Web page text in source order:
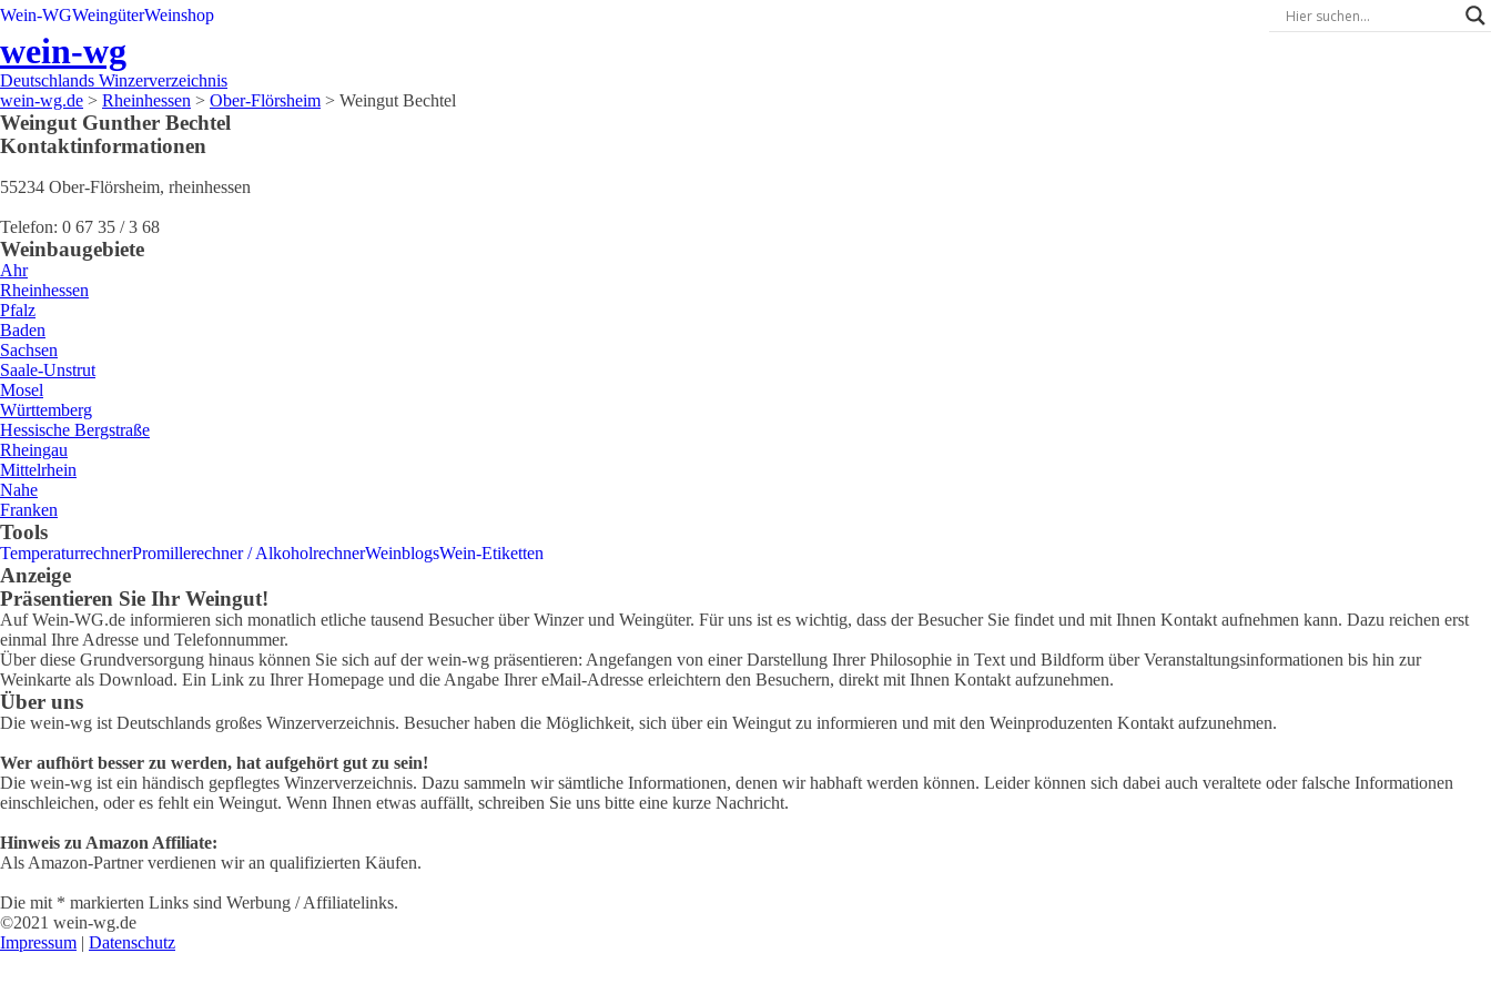
Wein-WGWeingüterWeinshop
wein-wg
Deutschlands Winzerverzeichnis
wein-wg.de > Rheinhessen > Ober-Flörsheim > Weingut Bechtel
Weingut Gunther Bechtel
Kontaktinformationen
55234 Ober-Flörsheim, rheinhessen
Telefon: 0 67 35 / 3 68
Weinbaugebiete
Ahr
Rheinhessen
Pfalz
Baden
Sachsen
Saale-Unstrut
Mosel
Württemberg
Hessische Bergstraße
Rheingau
Mittelrhein
Nahe
Franken
Tools
TemperaturrechnerPromillerechner / AlkoholrechnerWeinblogsWein-Etiketten
Anzeige
Präsentieren Sie Ihr Weingut!
Auf Wein-WG.de informieren sich monatlich etliche tausend Besucher über Winzer und Weingüter. Für uns ist es wichtig, dass der Besucher Sie findet und mit Ihnen Kontakt aufnehmen kann. Dazu reichen erst
einmal Ihre Adresse und Telefonnummer.
Über diese Grundversorgung hinaus können Sie sich auf der wein-wg präsentieren: Angefangen von einer Darstellung Ihrer Philosophie in Text und Bildform über Veranstaltungsinformationen bis hin zur
Weinkarte als Download. Ein Link zu Ihrer Homepage und die Angabe Ihrer eMail-Adresse erleichtern den Besuchern, direkt mit Ihnen Kontakt aufzunehmen.
Über uns
Die wein-wg ist Deutschlands großes Winzerverzeichnis. Besucher haben die Möglichkeit, sich über ein Weingut zu informieren und mit den Weinproduzenten Kontakt aufzunehmen.
Wer aufhört besser zu werden, hat aufgehört gut zu sein!
Die wein-wg ist ein händisch gepflegtes Winzerverzeichnis. Dazu sammeln wir sämtliche Informationen, denen wir habhaft werden können. Leider können sich dabei auch veraltete oder falsche Informationen
einschleichen, oder es fehlt ein Weingut. Wenn Ihnen etwas auffällt, schreiben Sie uns bitte eine kurze Nachricht.
Hinweis zu Amazon Affiliate:
Als Amazon-Partner verdienen wir an qualifizierten Käufen.
Die mit * markierten Links sind Werbung / Affiliatelinks.
©2021 wein-wg.de
Impressum | Datenschutz